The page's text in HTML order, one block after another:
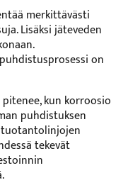
merkittävästi
Lisäksi jäteveden
on
kun korroosio
puhdistuksen
tekevät